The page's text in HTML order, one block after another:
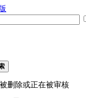
删除或正在被审核